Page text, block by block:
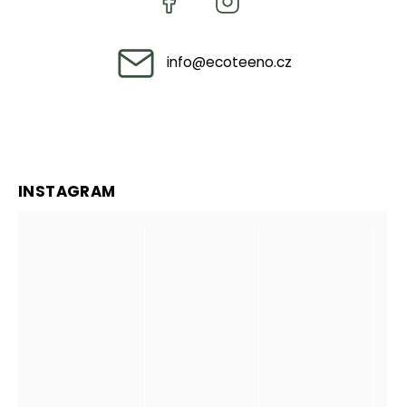
info@ecoteeno.cz
INSTAGRAM